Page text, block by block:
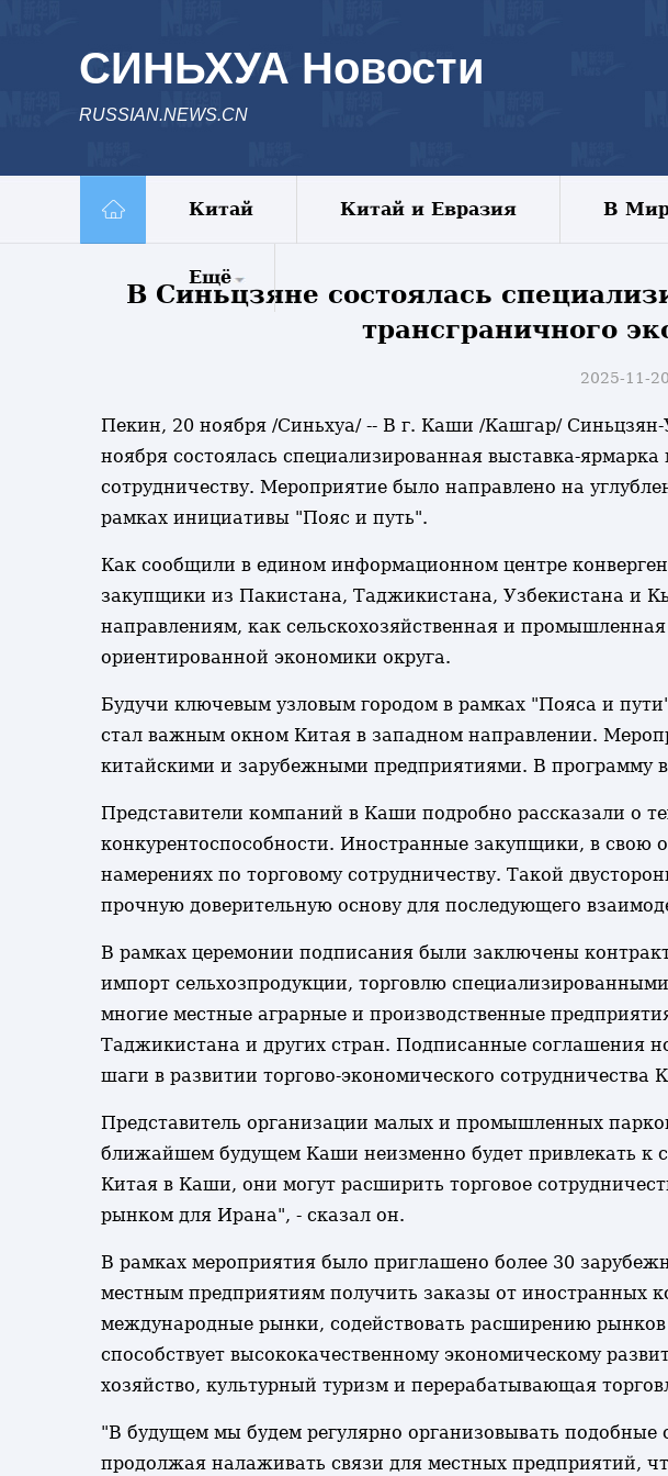
СИНЬХУА Новости
RUSSIAN.NEWS.CN
Китай Китай и Евразия В
Ещё
Фото
Спецрепортажи
Пояс и путь
В Синьцзяне состоялась
трансграничного
2025-11-
Пекин, 20 ноября /Синьхуа/ -- В г. Каши /Кашгар/
ноября состоялась специализированная выставка-
сотрудничеству. Мероприятие было направлено на
рамках инициативы "Пояс и путь".
Как сообщили в едином информационном центре
закупщики из Пакистана, Таджикистана, Узбекистана и
направлениям, как сельскохозяйственная и
ориентированной экономики округа.
Будучи ключевым узловым городом в рамках "Пояса и
стал важным окном Китая в западном направлении.
китайскими и зарубежными предприятиями. В программу
Представители компаний в Каши подробно рассказали о
конкурентоспособности. Иностранные закупщики, в свою
намерениях по торговому сотрудничеству. Такой
прочную доверительную основу для последующего
В рамках церемонии подписания были заключены
импорт сельхозпродукции, торговлю
многие местные аграрные и производственные
Таджикистана и других стран. Подписанные соглашения
шаги в развитии торгово-экономического сотрудничества
Представитель организации малых и промышленных
ближайшем будущем Каши неизменно будет привлекать к
Китая в Каши, они могут расширить торговое
рынком для Ирана", - сказал он.
В рамках мероприятия было приглашено более 30
местным предприятиям получить заказы от иностранных
международные рынки, содействовать расширению рынков
способствует высококачественному экономическому
хозяйство, культурный туризм и перерабатывающая
"В будущем мы будем регулярно организовывать
продолжая налаживать связи для местных предприятий,